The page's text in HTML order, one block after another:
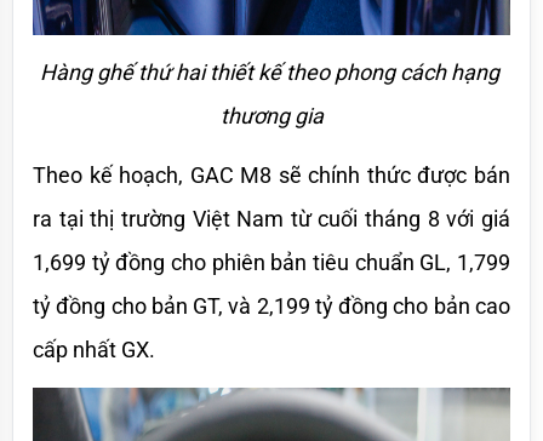
Hàng ghế thứ hai thiết kế theo phong cách hạng
thương gia
Theo kế hoạch, GAC M8 sẽ chính thức được bán
ra tại thị trường Việt Nam từ cuối tháng 8 với giá
1,699 tỷ đồng cho phiên bản tiêu chuẩn GL, 1,799
tỷ đồng cho bản GT, và 2,199 tỷ đồng cho bản cao
cấp nhất GX.